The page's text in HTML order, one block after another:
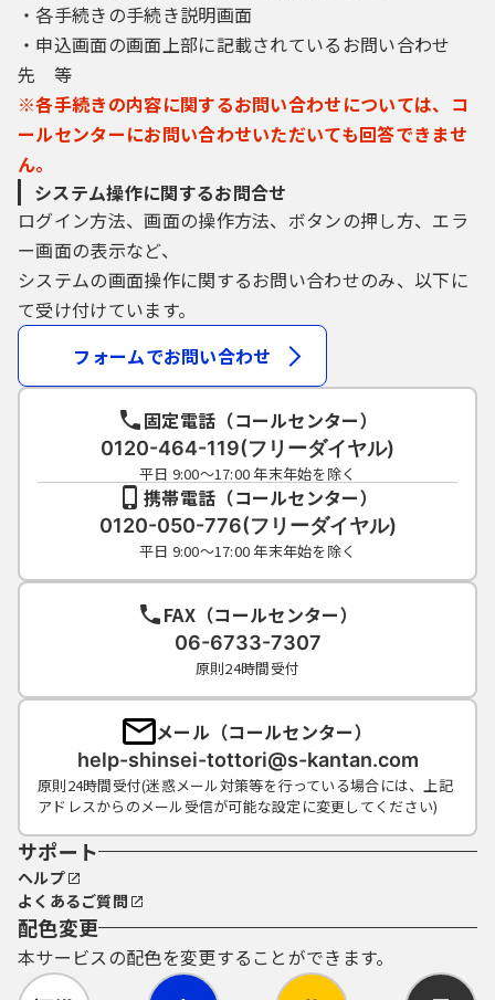
・各手続きの手続き説明画面
・申込画面の画面上部に記載されているお問い合わせ
先 等
※各手続きの内容に関するお問い合わせについては、コ
ールセンターにお問い合わせいただいても回答できませ
ん。
システム操作に関するお問合せ
ログイン方法、画面の操作方法、ボタンの押し方、エラ
ー画面の表示など、
システムの画面操作に関するお問い合わせのみ、以下に
て受け付けています。
フォームでお問い合わせ
固定電話（コールセンター）
0120-464-119(フリーダイヤル)
平日 9:00～17:00 年末年始を除く
携帯電話（コールセンター）
0120-050-776(フリーダイヤル)
平日 9:00～17:00 年末年始を除く
FAX（コールセンター）
06-6733-7307
原則24時間受付
メール（コールセンター）
help-shinsei-tottori@s-kantan.com
原則24時間受付(迷惑メール対策等を行っている場合には、上記
アドレスからのメール受信が可能な設定に変更してください)
サポート
ヘルプ
よくあるご質問
配色変更
本サービスの配色を変更することができます。